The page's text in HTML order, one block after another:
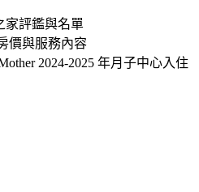
家評鑑與名單
價與服務內容
2024-2025 年月子中心入住